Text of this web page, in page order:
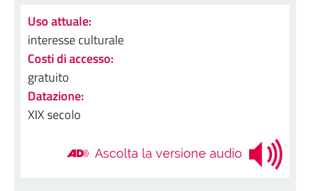
Uso attuale:
interesse culturale
Costi di accesso:
gratuito
Datazione:
XIX secolo
Ascolta la versione audio